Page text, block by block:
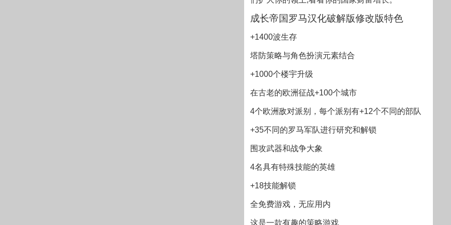
成长帝国罗马汉化破解版修改版特色
+1400波生存
塔防策略与角色扮演元素结合
+1000个楼宇升级
在古老的欧洲征战+100个城市
4个欧洲敌对派别，每个派别有+12个不同的部队
+35不同的罗马军队进行研究和解锁
围攻武器和战争大象
4名具有特殊技能的英雄
+18技能解锁
全免费游戏，无应用内
这是一款有趣的策略游戏